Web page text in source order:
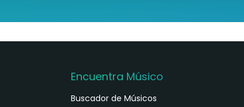
Encuentra Músico
Buscador de Músicos